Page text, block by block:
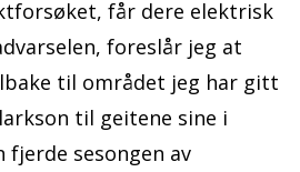
får dere elektrisk
foreslår jeg at
til området jeg har gitt
til geitene sine i
fjerde sesongen av